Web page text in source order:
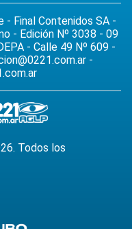
- Final Contenidos SA -
- Edición Nº 3038 - 09
- Calle 49 Nº 609 -
-
Todos los